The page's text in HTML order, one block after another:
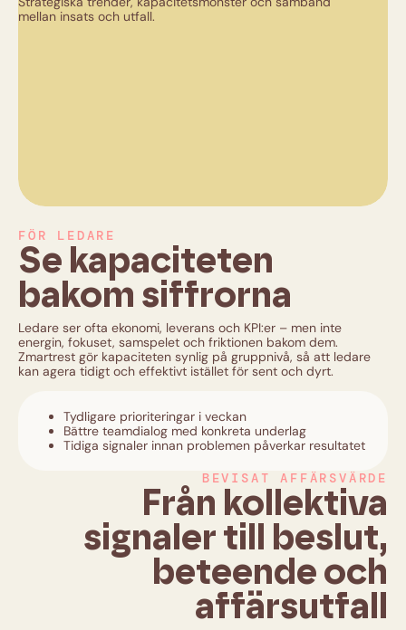
mellan insats och utfall.
FÖR LEDARE
Se kapaciteten
bakom siffrorna
Ledare ser ofta ekonomi, leverans och KPI:er – men inte
energin, fokuset, samspelet och friktionen bakom dem.
Zmartrest gör kapaciteten synlig på gruppnivå, så att ledare
kan agera tidigt och effektivt istället för sent och dyrt.
Tydligare prioriteringar i veckan
Bättre teamdialog med konkreta underlag
Tidiga signaler innan problemen påverkar resultatet
BEVISAT AFFÄRSVÄRDE
Från kollektiva
signaler till beslut,
beteende och
affärsutfall